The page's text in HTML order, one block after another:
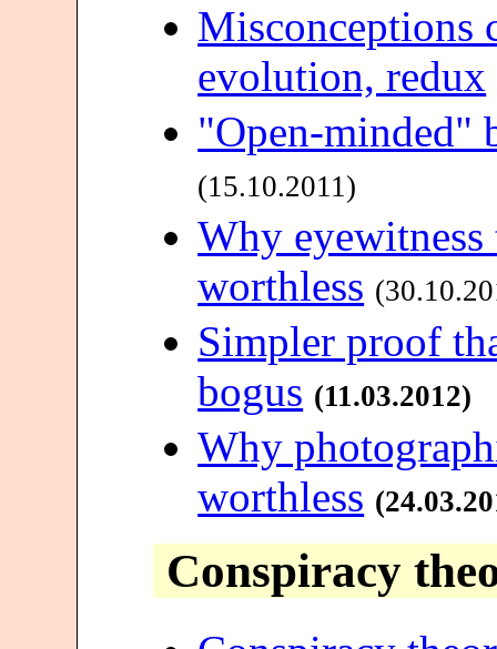
Misconceptions
evolution, redux
"Open-minded"
(15.10.2011)
Why
worthless
Simpler proof
bogus (11.03.2012)
Why
worthless
Conspiracy